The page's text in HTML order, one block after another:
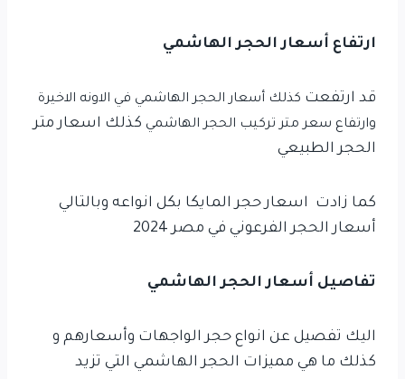
ارتفاع أسعار الحجر الهاشمي
قد ارتفعت كذلك أسعار الحجر الهاشمي في الاونه الاخيرة
وارتفاع سعر متر تركيب الحجر الهاشمي كذلك اسعار متر
الحجر الطبيعي
كما زادت اسعار حجر المايكا بكل انواعه وبالتالي
أسعار الحجر الفرعوني في مصر 2024
تفاصيل أسعار الحجر الهاشمي
اليك تفصيل عن انواع حجر الواجهات وأسعارهم و
كذلك ما هي مميزات الحجر الهاشمي التي تزيد